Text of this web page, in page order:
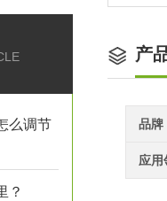
么调节
？
产
品牌
应用